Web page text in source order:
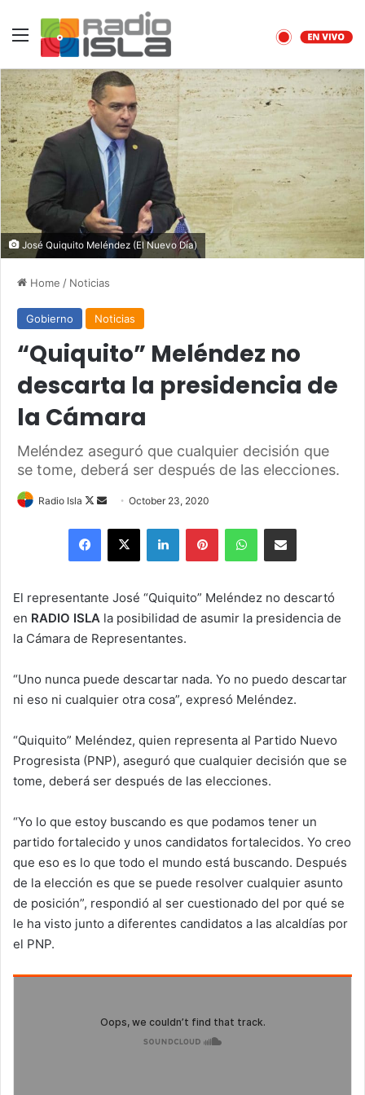
Menu
José Quiquito Meléndez (El Nuevo Día)
Home / Noticias
Gobierno Noticias
“Quiquito” Meléndez no
descarta la presidencia de
la Cámara
Meléndez aseguró que cualquier decisión que
se tome, deberá ser después de las elecciones.
Radio Isla
Follow
Send
email
October 23, 2020
Facebook
X LinkedInPinterestWhatsAppShare via Email
El representante José “Quiquito” Meléndez no descartó
en RADIO ISLA la posibilidad de asumir la presidencia de
la Cámara de Representantes.
“Uno nunca puede descartar nada. Yo no puedo descartar
ni eso ni cualquier otra cosa”, expresó Meléndez.
“Quiquito” Meléndez, quien representa al Partido Nuevo
Progresista (PNP), aseguró que cualquier decisión que se
tome, deberá ser después de las elecciones.
“Yo lo que estoy buscando es que podamos tener un
partido fortalecido y unos candidatos fortalecidos. Yo creo
que eso es lo que todo el mundo está buscando. Después
de la elección es que se puede resolver cualquier asunto
de posición”, respondió al ser cuestionado del por qué se
le ha visto junto a diferentes candidatos a las alcaldías por
el PNP.